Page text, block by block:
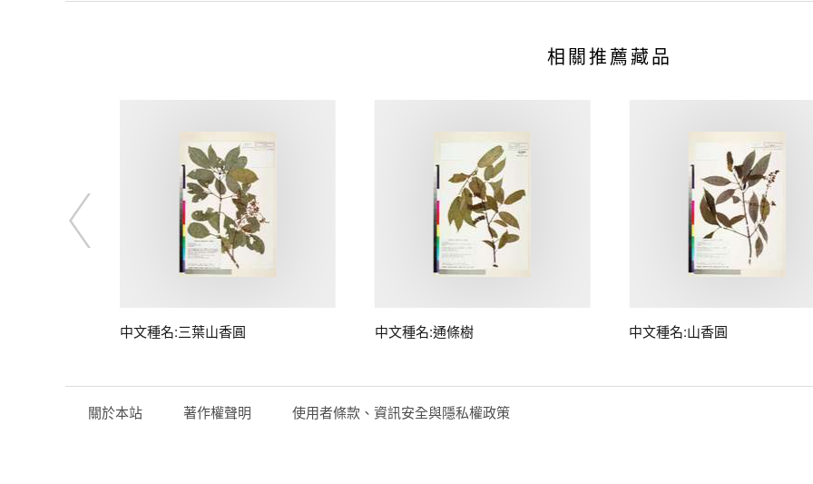
相關推薦藏品
中文種名:三葉山香圓 中文種名:通條樹 中文種名:山香圓
關於本站 著作權聲明 使用者條款、資訊安全與隱私權政策